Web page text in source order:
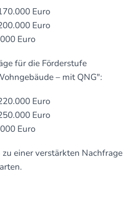
Euro
Euro
Euro
für die Förderstufe
– mit QNG":
Euro
Euro
Euro
einer verstärkten Nachfrage